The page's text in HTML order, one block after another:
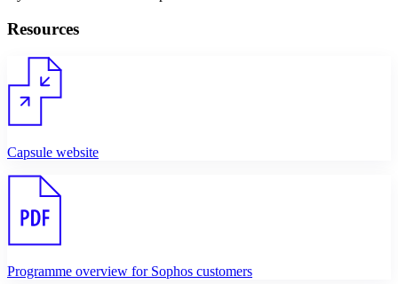
Resources
Capsule website
Programme overview for Sophos customers